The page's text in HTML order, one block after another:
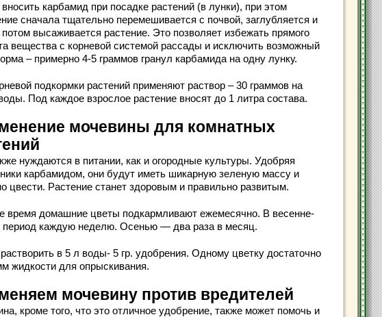
карбамид при посадке растений (в лунки), при этом
сначала тщательно перемешивается с почвой, заглубляется и
потом высаживается растение. Это позволяет избежать прямого
вещества с корневой системой рассады и исключить возможный
– примерно 4-5 граммов гранул карбамида на одну лунку.
подкормки растений применяют раствор – 30 граммов на
Под каждое взрослое растение вносят до 1 литра состава.
мочевины для комнатных
нуждаются в питании, как и огородные культуры. Удобряя
карбамидом, они будут иметь шикарную зеленую массу и
цвести. Растение станет здоровым и правильно развитым.
время домашние цветы подкармливают ежемесячно. В весенне-
период каждую неделю. Осенью — два раза в месяц.
в 5 л воды- 5 гр. удобрения. Одному цветку достаточно
жидкости для опрыскивания.
мочевину против вредителей
кроме того, что это отличное удобрение, также может помочь и